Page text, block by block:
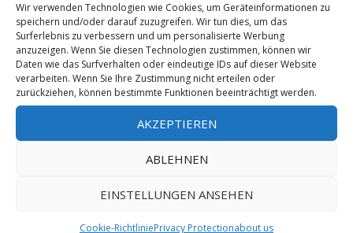
Wir verwenden Technologien wie Cookies, um Geräteinformationen zu
speichern und/oder darauf zuzugreifen. Wir tun dies, um das
Surferlebnis zu verbessern und um personalisierte Werbung
anzuzeigen. Wenn Sie diesen Technologien zustimmen, können wir
Daten wie das Surfverhalten oder eindeutige IDs auf dieser Website
verarbeiten. Wenn Sie Ihre Zustimmung nicht erteilen oder
zurückziehen, können bestimmte Funktionen beeinträchtigt werden.
AKZEPTIEREN
ABLEHNEN
EINSTELLUNGEN ANSEHEN
Cookie-RichtliniePrivacy Protectionabout us
Neues aus dem Altmühltal: Jonas
Häring erschließt "Skin-Effekt"
(10+/11-)
HINTERLASSE EINE ANTWORT